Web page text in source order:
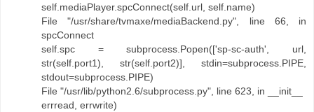
self.mediaPlayer.spcConnect(self.url, self.name)
File "/usr/share/tvmaxe/mediaBackend.py", line 66, in
spcConnect
self.spc = subprocess.Popen(['sp-sc-auth', url,
str(self.port1), str(self.port2)], stdin=subprocess.PIPE,
stdout=subprocess.PIPE)
File "/usr/lib/python2.6/subprocess.py", line 623, in __init__
errread, errwrite)